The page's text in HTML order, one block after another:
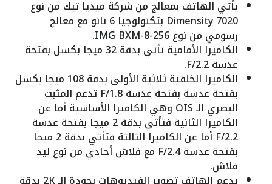
يأتي الهاتف بمعالج من شركة ميديا تيك من نوع
Dimensity 7020 بتكنولوجيا 6 نانو مع معالج
رسومي من نوع IMG BXM-8-256.
الكاميرا الأمامية تأتي بدقة 32 ميجا بكسل بفتحة
عدسة F/2.2.
الكاميرا الخلفية ثلاثية الأولى بدقة 108 ميجا بكسل
بفتحة عدسة بفتحة عدسة F/1.8 تدعم المثبت
البصري الـ OIS وهي الكاميرا الأساسية أما عن
الكاميرا الثانية فتأتي بدقة 2 ميجا بفتحة عدسة
F/2.2 أما عن الكاميرا الثالثة فتأتي بدقة 2 ميجا
بفتحة عدسة F/2.4 مع فلاش أحادي من نوع ليد
فلاش.